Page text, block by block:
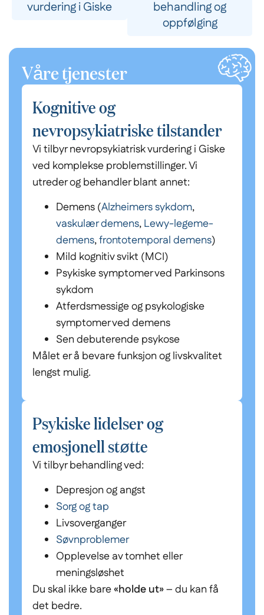
vurdering i Giske
behandling og
oppfølging
Våre tjenester
Kognitive og
nevropsykiatriske tilstander
Vi tilbyr nevropsykiatrisk vurdering i Giske
ved komplekse problemstillinger. Vi
utreder og behandler blant annet:
Demens (Alzheimers sykdom,
vaskulær demens,Lewy-legeme-
demens,frontotemporal demens)
Mild kognitiv svikt (MCI)
Psykiske symptomer ved Parkinsons
sykdom
Atferdsmessige og psykologiske
symptomer ved demens
Sen debuterende psykose
Målet er å bevare funksjon og livskvalitet
lengst mulig.
Psykiske lidelser og
emosjonell støtte
Vi tilbyr behandling ved:
Depresjon og angst
Sorg og tap
Livsoverganger
Søvnproblemer
Opplevelse av tomhet eller
meningsløshet
Du skal ikke bare«holde ut»– du kan få
det bedre.